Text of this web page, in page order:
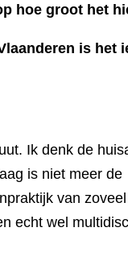
hoe groot het
is het
Ik denk de
is niet meer de
van
echt wel